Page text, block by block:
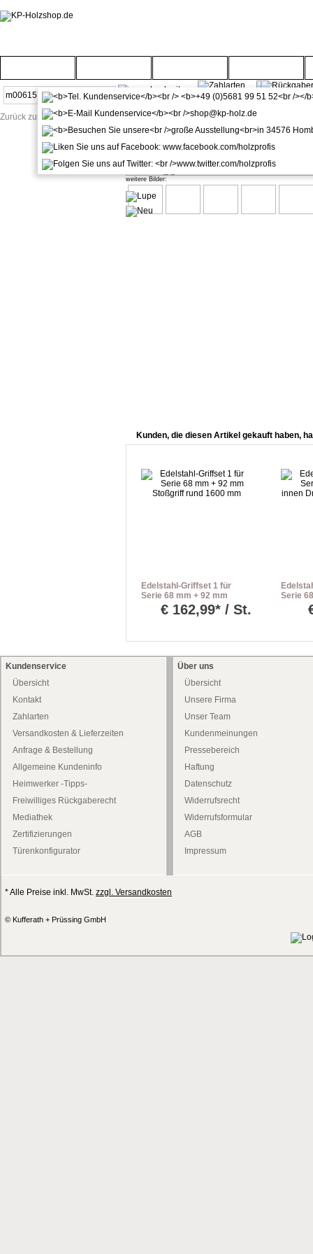
Zurück zur Startseite
kuporta Haustür Element
weitere Bilder:
Kunden, die diesen Artikel gekauft haben,
Edelstahl-Griffset 1 für
Serie 68 mm + 92 mm
Stoßgriff rund 1600 mm
€ 162,99* / St.
Serie
Kundenservice
Übersicht
Kontakt
Zahlarten
Versandkosten & Lieferzeiten
Anfrage & Bestellung
Allgemeine Kundeninfo
Heimwerker -Tipps-
Freiwilliges Rückgaberecht
Mediathek
Zertifizierungen
Türenkonfigurator
Über uns
Übersicht
Unsere Firma
Unser Team
Kundenmeinungen
Pressebereich
Haftung
Datenschutz
Widerrufsrecht
Widerrufsformular
AGB
Impressum
* Alle Preise inkl. MwSt. zzgl. Versandkosten
© Kufferath + Prüssing GmbH